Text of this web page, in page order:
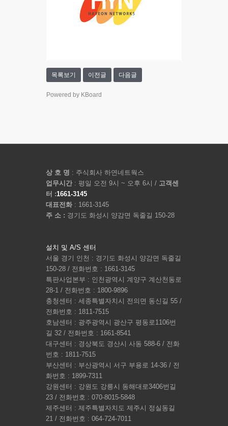
목록보기 이전글 다음글
Powered by KBoard
상 호 명 : 주식회사 하연네트웍스
업무시간 : 평일 오전 9시 ~ 오후 6시 / 고객센
터 :1661-3145
대표전화 : 1661-3145
주 소 : 경기도 화성시 양감면 독줄길 150-28
설치 및 A/S 센터
서울 경기 인천 : 경기도 화성시 양감면 독줄길
150-28 / 전화번호 : 1661-3145
특판사업본부 : 인천광역시 계양구 계산천동로
28-1 / 전화번호 : 1800-9896
충청센터 : 세종특별자치시 전의면 동신길 55 /
전화번호 : 1811-7515
호남센터 : 광주광역시 광산구 평동로1106번
길 32 / 전화번호 : 1661-8541
대구센터 : 경상북도 경산시 사동 588-6 / 전화
번호 : 1811-7515
부산센터 : 부산광역시 서구 부용로 14-36 / 전
화번호 : 1899-7311
강원센터 : 강원도 강릉시 동해대로3406번길
23 / 전화번호 : 070-8015-5848
제주센터 : 제주특별자치도 제주시 정실동길
21 / 전화번호 : 064-724-7011